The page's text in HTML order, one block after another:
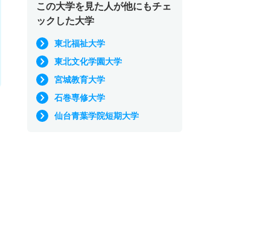
この大学を見た人が他にもチェ
ックした大学
東北福祉大学
東北文化学園大学
宮城教育大学
石巻専修大学
仙台青葉学院短期大学